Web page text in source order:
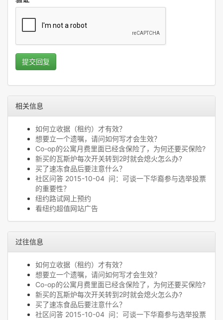
提交回复
相关信息
如何立收据（租约）才有效？
想要立一个遗嘱，请问如何写才会生效？
Co-op的公寓月费里面已经含保险了，为何还要买保险?
新买的瓦斯炉每次开关转到2时就会熄火怎么办?
买了速冻食品后要注意什么？
社区问答 2015-10-04 问：可谈一下华裔参与选举投票
的重要性？
纽约路试网上预约
看纽约超值网站广告
过往信息
如何立收据（租约）才有效？
想要立一个遗嘱，请问如何写才会生效？
Co-op的公寓月费里面已经含保险了，为何还要买保险?
新买的瓦斯炉每次开关转到2时就会熄火怎么办?
买了速冻食品后要注意什么？
社区问答 2015-10-04 问：可谈一下华裔参与选举投票